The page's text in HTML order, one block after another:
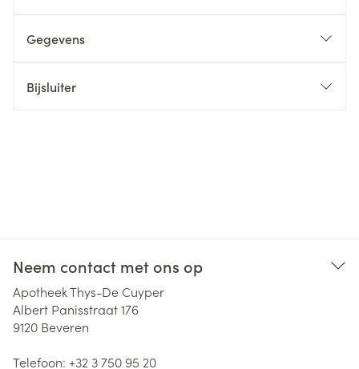
Gegevens
Bijsluiter
Neem contact met ons op
Apotheek Thys-De Cuyper
Albert Panisstraat 176
9120 Beveren
Telefoon: +32 3 750 95 20